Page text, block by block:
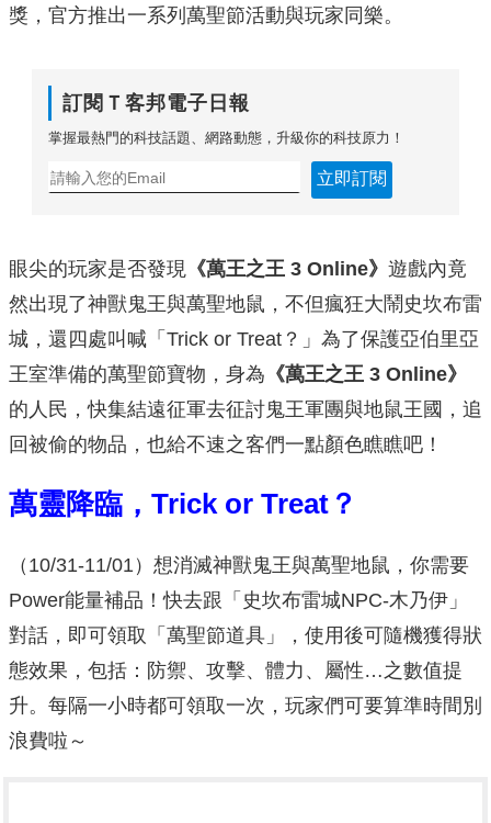
獎，官方推出一系列萬聖節活動與玩家同樂。
訂閱Ｔ客邦電子日報
掌握最熱門的科技話題、網路動態，升級你的科技原力！
立即訂閱
眼尖的玩家是否發現 《萬王之王 3 Online》 遊戲內竟
然出現了神獸鬼王與萬聖地鼠，不但瘋狂大鬧史坎布雷
城，還四處叫喊「Trick or Treat？」為了保護亞伯里亞
王室準備的萬聖節寶物，身為 《萬王之王 3 Online》
的人民，快集結遠征軍去征討鬼王軍團與地鼠王國，追
回被偷的物品，也給不速之客們一點顏色瞧瞧吧！
萬靈降臨，Trick or Treat？
（10/31-11/01）想消滅神獸鬼王與萬聖地鼠，你需要
Power能量補品！快去跟「史坎布雷城NPC-木乃伊」
對話，即可領取「萬聖節道具」，使用後可隨機獲得狀
態效果，包括：防禦、攻擊、體力、屬性…之數值提
升。每隔一小時都可領取一次，玩家們可要算準時間別
浪費啦～